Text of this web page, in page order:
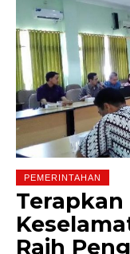
PEMERINTAHAN
Raih